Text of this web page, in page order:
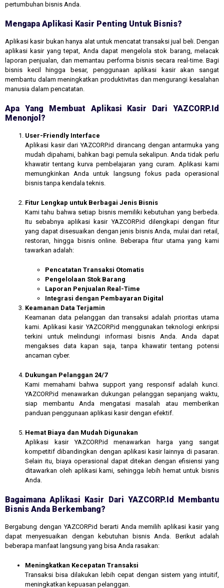
pertumbuhan bisnis Anda.
Mengapa Aplikasi Kasir Penting Untuk Bisnis?
Aplikasi kasir bukan hanya alat untuk mencatat transaksi jual beli. Dengan
aplikasi kasir yang tepat, Anda dapat mengelola stok barang, melacak
laporan penjualan, dan memantau performa bisnis secara real-time. Bagi
bisnis kecil hingga besar, penggunaan aplikasi kasir akan sangat
membantu dalam meningkatkan produktivitas dan mengurangi kesalahan
manusia dalam pencatatan.
Apa Yang Membuat Aplikasi Kasir Dari YAZCORP.id
Menonjol?
User-Friendly Interface
Aplikasi kasir dari YAZCORP.id dirancang dengan antarmuka yang
mudah dipahami, bahkan bagi pemula sekalipun. Anda tidak perlu
khawatir tentang kurva pembelajaran yang curam. Aplikasi kami
memungkinkan Anda untuk langsung fokus pada operasional
bisnis tanpa kendala teknis.
Fitur Lengkap untuk Berbagai Jenis Bisnis
Kami tahu bahwa setiap bisnis memiliki kebutuhan yang berbeda.
Itu sebabnya aplikasi kasir YAZCORP.id dilengkapi dengan fitur
yang dapat disesuaikan dengan jenis bisnis Anda, mulai dari retail,
restoran, hingga bisnis online. Beberapa fitur utama yang kami
tawarkan adalah:
Pencatatan Transaksi Otomatis
Pengelolaan Stok Barang
Laporan Penjualan Real-Time
Integrasi dengan Pembayaran Digital
Keamanan Data Terjamin
Keamanan data pelanggan dan transaksi adalah prioritas utama
kami. Aplikasi kasir YAZCORP.id menggunakan teknologi enkripsi
terkini untuk melindungi informasi bisnis Anda. Anda dapat
mengakses data kapan saja, tanpa khawatir tentang potensi
ancaman cyber.
Dukungan Pelanggan 24/7
Kami memahami bahwa support yang responsif adalah kunci.
YAZCORP.id menawarkan dukungan pelanggan sepanjang waktu,
siap membantu Anda mengatasi masalah atau memberikan
panduan penggunaan aplikasi kasir dengan efektif.
Hemat Biaya dan Mudah Digunakan
Aplikasi kasir YAZCORP.id menawarkan harga yang sangat
kompetitif dibandingkan dengan aplikasi kasir lainnya di pasaran.
Selain itu, biaya operasional dapat ditekan dengan efisiensi yang
ditawarkan oleh aplikasi kami, sehingga lebih hemat untuk bisnis
Anda.
Bagaimana Aplikasi Kasir Dari YAZCORP.id Membantu
Bisnis Anda Berkembang?
Bergabung dengan YAZCORP.id berarti Anda memilih aplikasi kasir yang
dapat menyesuaikan dengan kebutuhan bisnis Anda. Berikut adalah
beberapa manfaat langsung yang bisa Anda rasakan:
Meningkatkan Kecepatan Transaksi
Transaksi bisa dilakukan lebih cepat dengan sistem yang intuitif,
meningkatkan kepuasan pelanggan.